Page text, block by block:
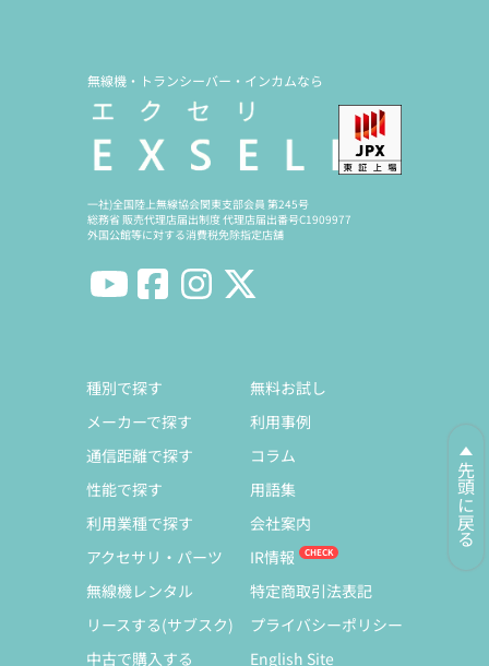
先頭に戻る
無線機・トランシーバー・インカムなら
一社)全国陸上無線協会関東支部会員 第245号
総務省 販売代理店届出制度 代理店届出番号C1909977
外国公館等に対する消費税免除指定店舗
種別で探す
メーカーで探す
通信距離で探す
性能で探す
利用業種で探す
アクセサリ・パーツ
無線機レンタル
リースする(サブスク)
中古で購入する
無料お試し
利用事例
コラム
用語集
会社案内
IR情報
特定商取引法表記
プライバシーポリシー
English Site